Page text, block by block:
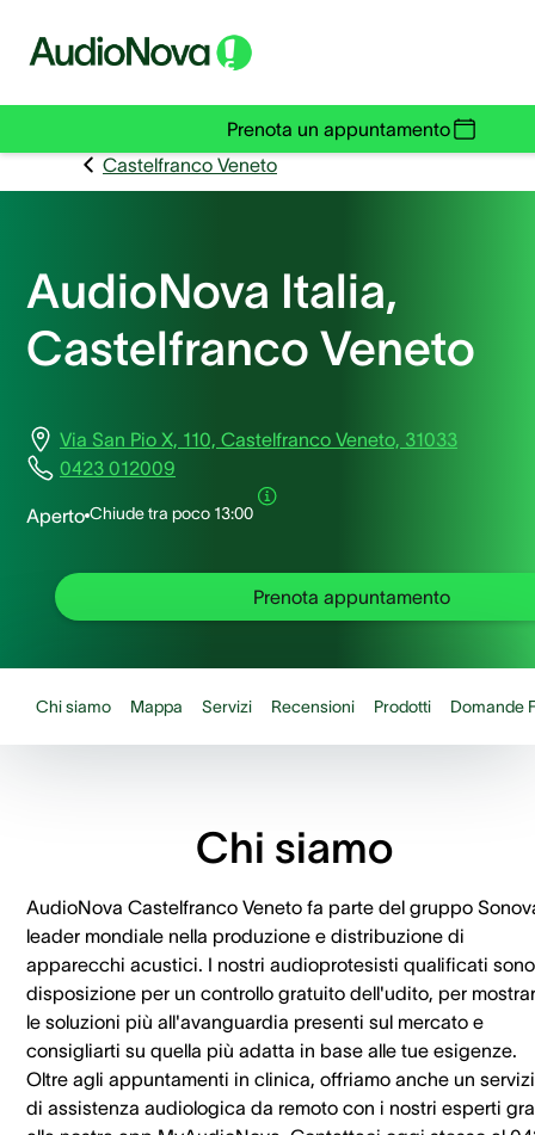
Prenota un appuntamento
Castelfranco Veneto
AudioNova Italia,
Castelfranco Veneto
Via San Pio X, 110, Castelfranco Veneto, 31033
0423 012009
Aperto Chiude tra poco 13:00
Prenota appuntamento
Chi siamo Mappa Servizi Recensioni Prodotti Domande
Chi siamo
AudioNova Castelfranco Veneto fa parte del gruppo
leader mondiale nella produzione e distribuzione di
apparecchi acustici. I nostri audioprotesisti qualificati
disposizione per un controllo gratuito dell'udito, per
le soluzioni più all'avanguardia presenti sul mercato e
consigliarti su quella più adatta in base alle tue esigenze.
Oltre agli appuntamenti in clinica, offriamo anche un
di assistenza audiologica da remoto con i nostri esperti